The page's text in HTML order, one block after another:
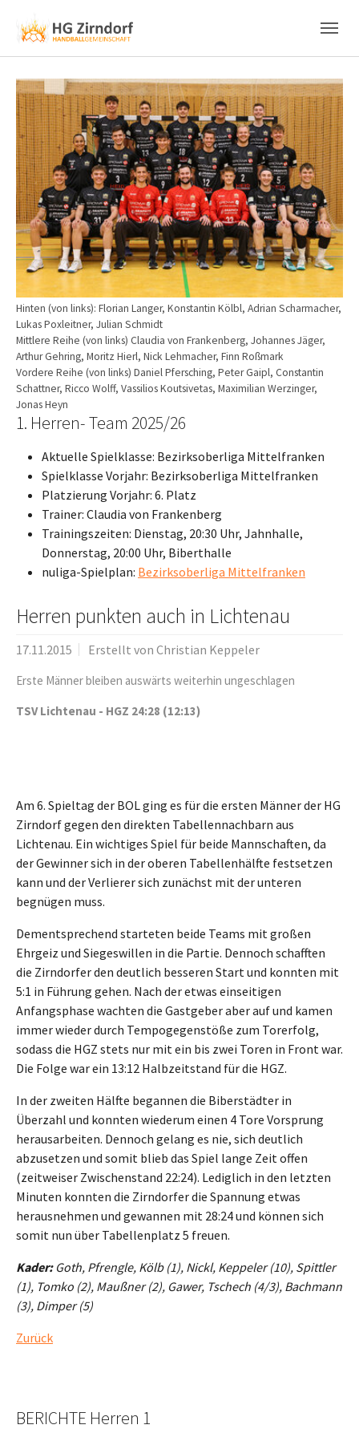
Show larger version
Hinten (von links): Florian Langer, Konstantin Kölbl, Adrian Scharmacher,
Lukas Poxleitner, Julian Schmidt
Mittlere Reihe (von links) Claudia von Frankenberg, Johannes Jäger,
Arthur Gehring, Moritz Hierl, Nick Lehmacher, Finn Roßmark
Vordere Reihe (von links) Daniel Pfersching, Peter Gaipl, Constantin
Schattner, Ricco Wolff, Vassilios Koutsivetas, Maximilian Werzinger,
Jonas Heyn
1. Herren- Team 2025/26
Aktuelle Spielklasse: Bezirksoberliga Mittelfranken
Spielklasse Vorjahr: Bezirksoberliga Mittelfranken
Platzierung Vorjahr: 6. Platz
Trainer: Claudia von Frankenberg
Trainingszeiten: Dienstag, 20:30 Uhr, Jahnhalle,
Donnerstag, 20:00 Uhr, Biberthalle
nuliga-Spielplan: Bezirksoberliga Mittelfranken
Herren punkten auch in Lichtenau
17.11.2015 Erstellt von Christian Keppeler
Erste Männer bleiben auswärts weiterhin ungeschlagen
TSV Lichtenau - HGZ 24:28 (12:13)
Am 6. Spieltag der BOL ging es für die ersten Männer der HG
Zirndorf gegen den direkten Tabellennachbarn aus
Lichtenau. Ein wichtiges Spiel für beide Mannschaften, da
der Gewinner sich in der oberen Tabellenhälfte festsetzen
kann und der Verlierer sich zunächst mit der unteren
begnügen muss.
Dementsprechend starteten beide Teams mit großen
Ehrgeiz und Siegeswillen in die Partie. Dennoch schafften
die Zirndorfer den deutlich besseren Start und konnten mit
5:1 in Führung gehen. Nach der etwas einseitigen
Anfangsphase wachten die Gastgeber aber auf und kamen
immer wieder durch Tempogegenstöße zum Torerfolg,
sodass die HGZ stets nur mit ein bis zwei Toren in Front war.
Die Folge war ein 13:12 Halbzeitstand für die HGZ.
In der zweiten Hälfte begannen die Biberstädter in
Überzahl und konnten wiederum einen 4 Tore Vorsprung
herausarbeiten. Dennoch gelang es nie, sich deutlich
abzusetzen und somit blieb das Spiel lange Zeit offen
(zeitweiser Zwischenstand 22:24). Lediglich in den letzten
Minuten konnten die Zirndorfer die Spannung etwas
herausnehmen und gewannen mit 28:24 und können sich
somit nun über Tabellenplatz 5 freuen.
Kader:Goth, Pfrengle, Kölb (1), Nickl, Keppeler (10), Spittler
(1), Tomko (2), Maußner (2), Gawer, Tschech (4/3), Bachmann
(3), Dimper (5)
Zurück
BERICHTE Herren 1